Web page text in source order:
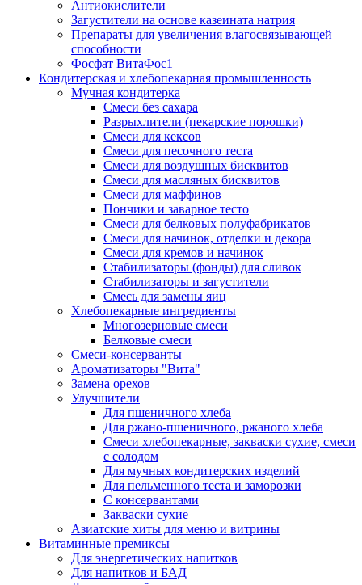
Антиокислители
Загустители на основе казеината натрия
Препараты для увеличения влагосвязывающей
способности
Фосфат ВитаФос1
Кондитерская и хлебопекарная промышленность
Мучная кондитерка
Смеси без сахара
Разрыхлители (пекарские порошки)
Смеси для кексов
Смеси для песочного теста
Смеси для воздушных бисквитов
Смеси для масляных бисквитов
Смеси для маффинов
Пончики и заварное тесто
Cмеси для белковых полуфабрикатов
Смеси для начинок, отделки и декора
Смеси для кремов и начинок
Стабилизаторы (фонды) для сливок
Стабилизаторы и загустители
Смесь для замены яиц
Хлебопекарные ингредиенты
Многозерновые смеси
Белковые смеси
Смеси-консерванты
Ароматизаторы "Вита"
Замена орехов
Улучшители
Для пшеничного хлеба
Для ржано-пшеничного, ржаного хлеба
Смеси хлебопекарные, закваски сухие, смеси
с солодом
Для мучных кондитерских изделий
Для пельменного теста и заморозки
С консервантами
Закваски сухие
Азиатские хиты для меню и витрины
Витаминные премиксы
Для энергетических напитков
Для напитков и БАД